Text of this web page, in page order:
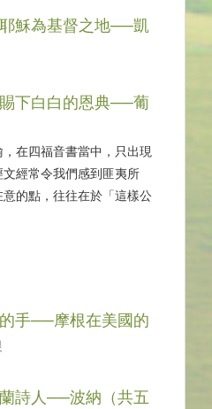
穌為基督之地──凱
下白白的恩典──葡
在四福音書當中，只出現
經常令我們感到匪夷所
的點，往往在於「這樣公
手──摩根在美國的
詩人──波納（共五